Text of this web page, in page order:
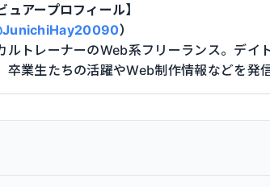
ュアープロフィール】
）
ルトレーナーのWeb系フリーランス。デイ
卒業生たちの活躍やWeb制作情報などを発